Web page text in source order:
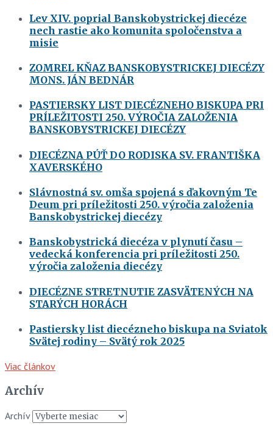
Lev XIV. poprial Banskobystrickej diecéze
nech rastie ako komunita spoločenstva a
misie
ZOMREL KŇAZ BANSKOBYSTRICKEJ DIECÉZY
MONS. JÁN BEDNÁR
PASTIERSKY LIST DIECÉZNEHO BISKUPA PRI
PRÍLEŽITOSTI 250. VÝROČIA ZALOŽENIA
BANSKOBYSTRICKEJ DIECÉZY
DIECÉZNA PÚŤ DO RODISKA SV. FRANTIŠKA
XAVERSKÉHO
Slávnostná sv. omša spojená s ďakovným Te
Deum pri príležitosti 250. výročia založenia
Banskobystrickej diecézy
Banskobystrická diecéza v plynutí času –
vedecká konferencia pri príležitosti 250.
výročia založenia diecézy
DIECÉZNE STRETNUTIE ZASVÄTENÝCH NA
STARÝCH HORÁCH
Pastiersky list diecézneho biskupa na Sviatok
Svätej rodiny – Svätý rok 2025
Viac článkov
Archív
Archív